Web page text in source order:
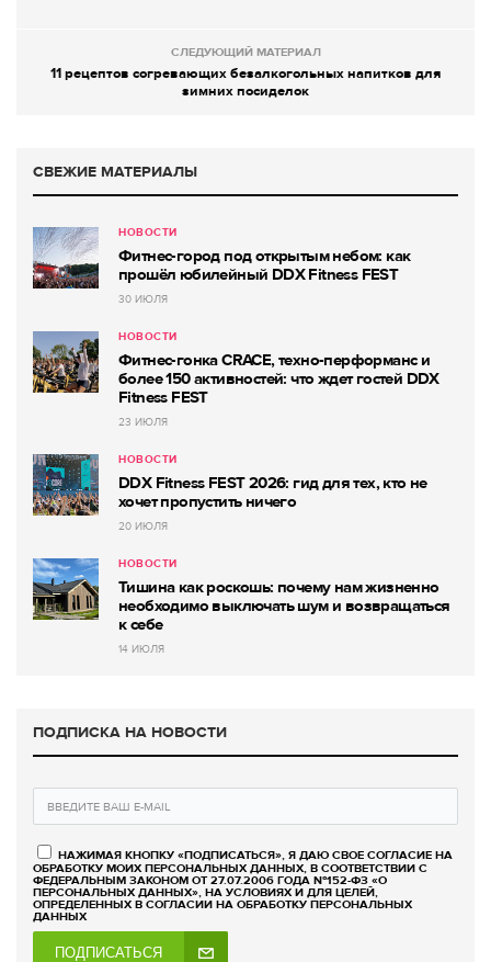
СЛЕДУЮЩИЙ МАТЕРИАЛ
11 рецептов согревающих безалкогольных напитков для
зимних посиделок
СВЕЖИЕ МАТЕРИАЛЫ
НОВОСТИ
Фитнес-город под открытым небом: как
прошёл юбилейный DDX Fitness FEST
30 ИЮЛЯ
НОВОСТИ
Фитнес-гонка CRACE, техно-перформанс и
более 150 активностей: что ждет гостей DDX
Fitness FEST
23 ИЮЛЯ
НОВОСТИ
DDX Fitness FEST 2026: гид для тех, кто не
хочет пропустить ничего
20 ИЮЛЯ
НОВОСТИ
Тишина как роскошь: почему нам жизненно
необходимо выключать шум и возвращаться
к себе
14 ИЮЛЯ
ПОДПИСКА НА НОВОСТИ
НАЖИМАЯ КНОПКУ «ПОДПИСАТЬСЯ», Я ДАЮ СВОЕ СОГЛАСИЕ НА
ОБРАБОТКУ МОИХ ПЕРСОНАЛЬНЫХ ДАННЫХ, В СООТВЕТСТВИИ С
ФЕДЕРАЛЬНЫМ ЗАКОНОМ ОТ 27.07.2006 ГОДА №152-ФЗ «О
ПЕРСОНАЛЬНЫХ ДАННЫХ», НА УСЛОВИЯХ И ДЛЯ ЦЕЛЕЙ,
ОПРЕДЕЛЕННЫХ В СОГЛАСИИ НА ОБРАБОТКУ ПЕРСОНАЛЬНЫХ
ДАННЫХ
ПОДПИСАТЬСЯ